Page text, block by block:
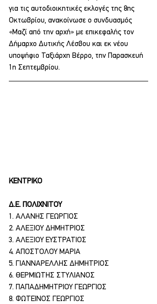
για τις αυτοδιοικητικές εκλογές της 8ης
Οκτωβρίου, ανακοίνωσε ο συνδυασμός
«Μαζί από την αρχή» με επικεφαλής τον
Δήμαρχο Δυτικής Λέσβου και εκ νέου
υποψήφιο Ταξιάρχη Βέρρο, την Παρασκευή
1η Σεπτεμβρίου.
ΚΕΝΤΡΙΚΟ
Δ.Ε. ΠΟΛΙΧΝΙΤΟΥ
1. ΑΛΑΝΗΣ ΓΕΩΡΓΙΟΣ
2. ΑΛΕΞΙΟΥ ΔΗΜΗΤΡΙΟΣ
3. ΑΛΕΞΙΟΥ ΕΥΣΤΡΑΤΙΟΣ
4. ΑΠΟΣΤΟΛΟΥ ΜΑΡΙΑ
5. ΓΙΑΝΝΑΡΕΛΛΗΣ ΔΗΜΗΤΡΙΟΣ
6. ΘΕΡΜΙΩΤΗΣ ΣΤΥΛΙΑΝΟΣ
7. ΠΑΠΑΔΗΜΗΤΡΙΟΥ ΓΕΩΡΓΙΟΣ
8. ΦΩΤΕΙΝΟΣ ΓΕΩΡΓΙΟΣ